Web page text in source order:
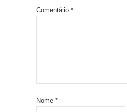
Comentário *
Nome *